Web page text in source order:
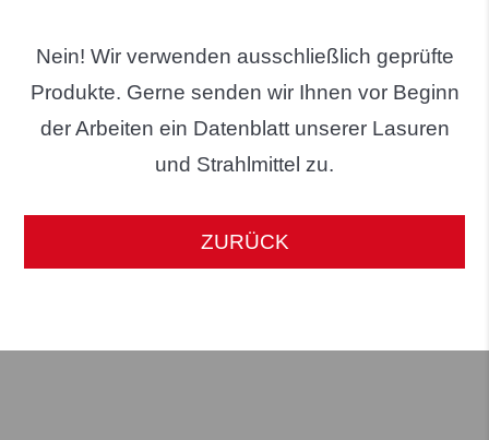
Nein! Wir verwenden ausschließlich geprüfte
Produkte. Gerne senden wir Ihnen vor Beginn
der Arbeiten ein Datenblatt unserer Lasuren
und Strahlmittel zu.
ZURÜCK